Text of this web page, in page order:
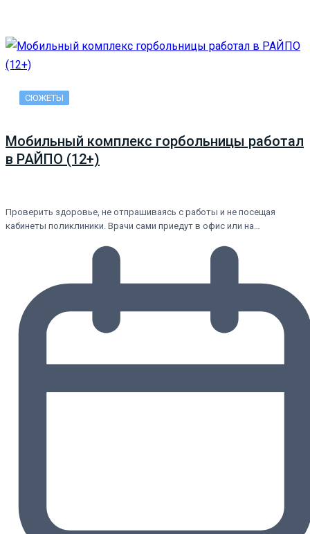
СЮЖЕТЫ
Мобильный комплекс горбольницы работал
в РАЙПО (12+)
Проверить здоровье, не отпрашиваясь с работы и не посещая
кабинеты поликлиники. Врачи сами приедут в офис или на…